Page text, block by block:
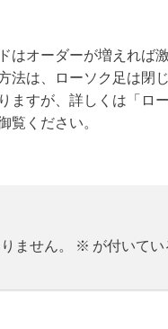
はオーダーが増えれば
法は、ローソク足は閉
ますが、詳しくは「ロ
覧ください。
ません。 ※ が付いて